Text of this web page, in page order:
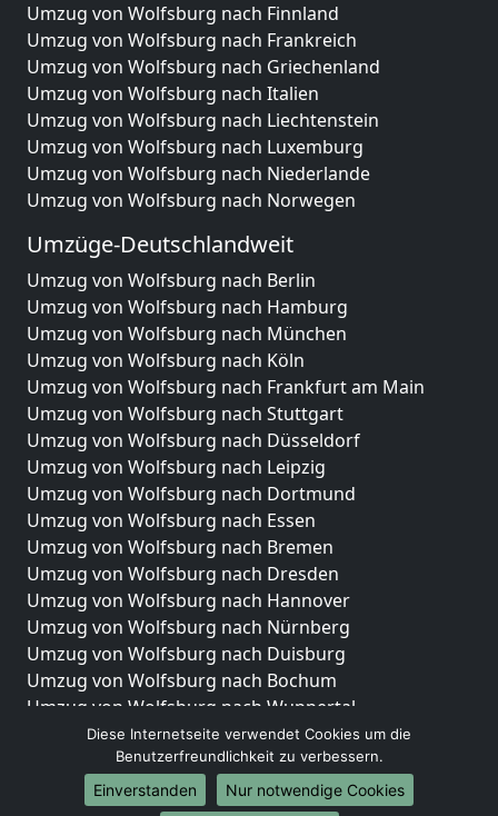
Umzug von Wolfsburg nach Finnland
Umzug von Wolfsburg nach Frankreich
Umzug von Wolfsburg nach Griechenland
Umzug von Wolfsburg nach Italien
Umzug von Wolfsburg nach Liechtenstein
Umzug von Wolfsburg nach Luxemburg
Umzug von Wolfsburg nach Niederlande
Umzug von Wolfsburg nach Norwegen
Umzüge-Deutschlandweit
Umzug von Wolfsburg nach Berlin
Umzug von Wolfsburg nach Hamburg
Umzug von Wolfsburg nach München
Umzug von Wolfsburg nach Köln
Umzug von Wolfsburg nach Frankfurt am Main
Umzug von Wolfsburg nach Stuttgart
Umzug von Wolfsburg nach Düsseldorf
Umzug von Wolfsburg nach Leipzig
Umzug von Wolfsburg nach Dortmund
Umzug von Wolfsburg nach Essen
Umzug von Wolfsburg nach Bremen
Umzug von Wolfsburg nach Dresden
Umzug von Wolfsburg nach Hannover
Umzug von Wolfsburg nach Nürnberg
Umzug von Wolfsburg nach Duisburg
Umzug von Wolfsburg nach Bochum
Umzug von Wolfsburg nach Wuppertal
Umzug von Wolfsburg nach Bielefeld
Umzug von Wolfsburg nach Bonn
Umzug von Wolfsburg nach Münster
Diese Internetseite verwendet Cookies um die
Benutzerfreundlichkeit zu verbessern.
Einverstanden
Nur notwendige Cookies